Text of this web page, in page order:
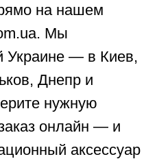
на нашем
Мы
Украине — в Киев,
Днепр и
нужную
онлайн — и
аксессуар